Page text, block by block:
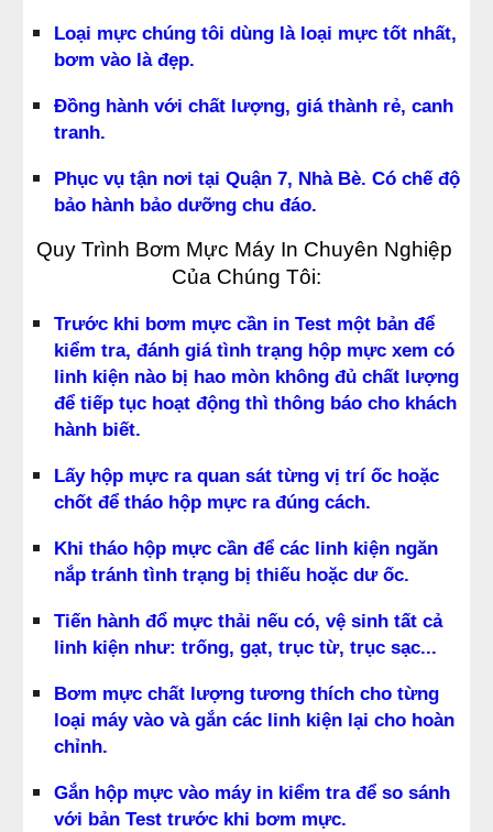
Loại mực chúng tôi dùng là loại mực tốt nhất,
bơm vào là đẹp.
Đồng hành với chất lượng, giá thành rẻ, canh
tranh.
Phục vụ tận nơi tại Quận 7, Nhà Bè. Có chế độ
bảo hành bảo dưỡng chu đáo.
Quy Trình Bơm Mực Máy In Chuyên Nghiệp
Của Chúng Tôi:
Trước khi bơm mực cần in Test một bản để
kiểm tra, đánh giá tình trạng hộp mực xem có
linh kiện nào bị hao mòn không đủ chất lượng
để tiếp tục hoạt động thì thông báo cho khách
hành biết.
Lấy hộp mực ra quan sát từng vị trí ốc hoặc
chốt để tháo hộp mực ra đúng cách.
Khi tháo hộp mực cần để các linh kiện ngăn
nắp tránh tình trạng bị thiếu hoặc dư ốc.
Tiến hành đổ mực thải nếu có, vệ sinh tất cả
linh kiện như: trống, gạt, trục từ, trục sạc...
Bơm mực chất lượng tương thích cho từng
loại máy vào và gắn các linh kiện lại cho hoàn
chỉnh.
Gắn hộp mực vào máy in kiểm tra để so sánh
với bản Test trước khi bơm mực.